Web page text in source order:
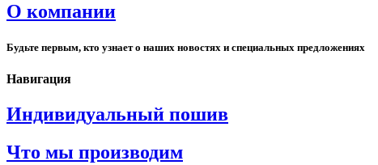
О компании
Будьте первым, кто узнает о наших новостях и специальных предложениях
Навигация
Индивидуальный пошив
Что мы производим